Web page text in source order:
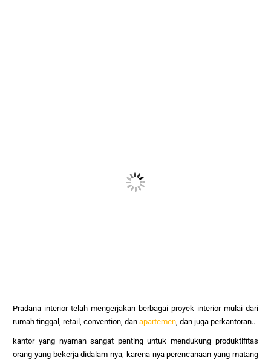
Pradana interior telah mengerjakan berbagai proyek interior mulai dari
rumah tinggal, retail, convention, danapartemen, dan juga perkantoran..
kantor yang nyaman sangat penting untuk mendukung produktifitas
orang yang bekerja didalam nya, karena nya perencanaan yang matang